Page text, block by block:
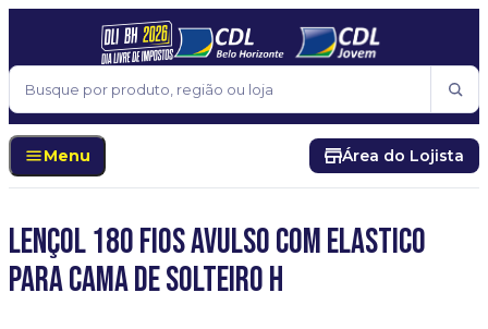
Pular para o conteúdo
Buscar
Menu Área do Lojista
Lençol 180 Fios Avulso Com Elastico
Para Cama De Solteiro H